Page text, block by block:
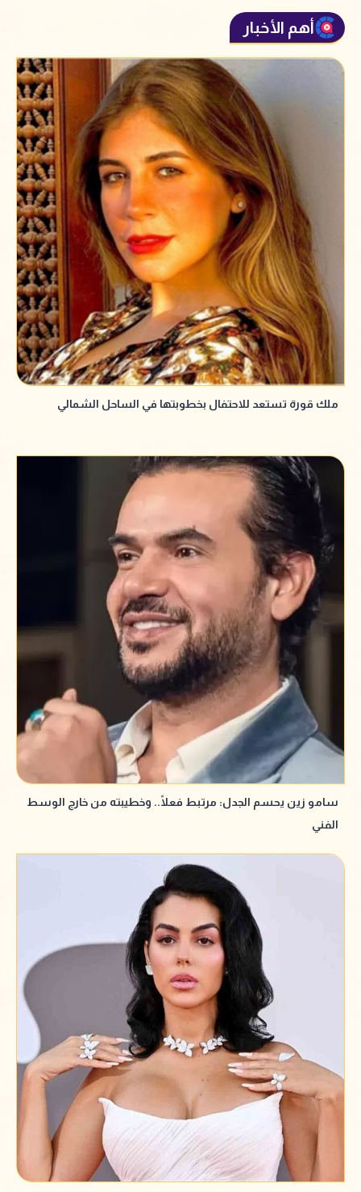
أهم الأخبار
ملك قورة تستعد للاحتفال بخطوبتها في الساحل الشمالي
سامو زين يحسم الجدل: مرتبط فعلًا.. وخطيبته من خارج الوسط
الفني